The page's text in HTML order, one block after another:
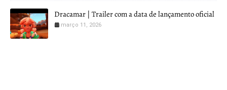
Dracamar | Trailer com a data de lançamento oficial
março 11, 2026